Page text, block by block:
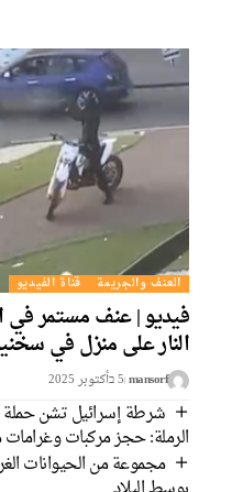
العنف والجريمة قناة الفيديو
فيديو | عنف مستمر في
النار على منزل في سخنين
mansorf 5 בأكتوبر 2025
شرطة إسرائيل تشن حملة
الرملة: حجز مركبات وغرامات مالية
مجموعة من الحيوانات الغريبة